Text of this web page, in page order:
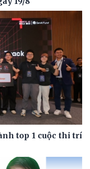
top 1 cuộc thi trí